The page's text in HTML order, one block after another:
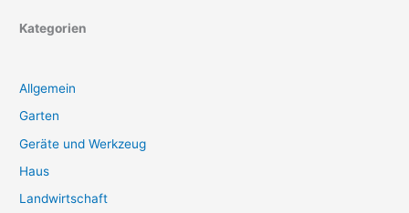
Kategorien
Allgemein
Garten
Geräte und Werkzeug
Haus
Landwirtschaft